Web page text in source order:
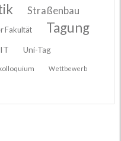
Straßenbau
Fakultät Tagung
Uni-Tag
Wettbewerb